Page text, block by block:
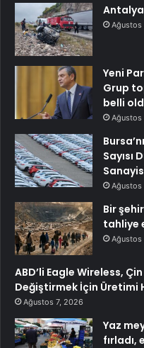
Ağustos
Yeni
Grup
belli
Ağustos
Sayısı
Ağustos
Bir
tahliye
Ağustos
ABD’li Eagle Wireless,
Değiştirmek İçin Üretimi
Ağustos 7, 2026
Yaz
fırladı,